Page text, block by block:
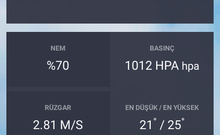
NEM
%70
BASINÇ
1012 HPA hpa
RÜZGAR
2.81 M/S
EN DÜŞÜK / EN YÜKSEK
21 ° / 25°